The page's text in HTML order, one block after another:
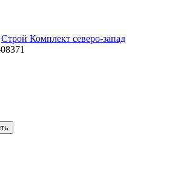
Строй Комплект северо-запад